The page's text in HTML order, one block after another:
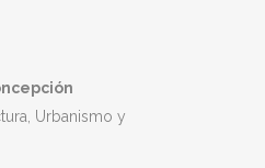
Urbanismo y